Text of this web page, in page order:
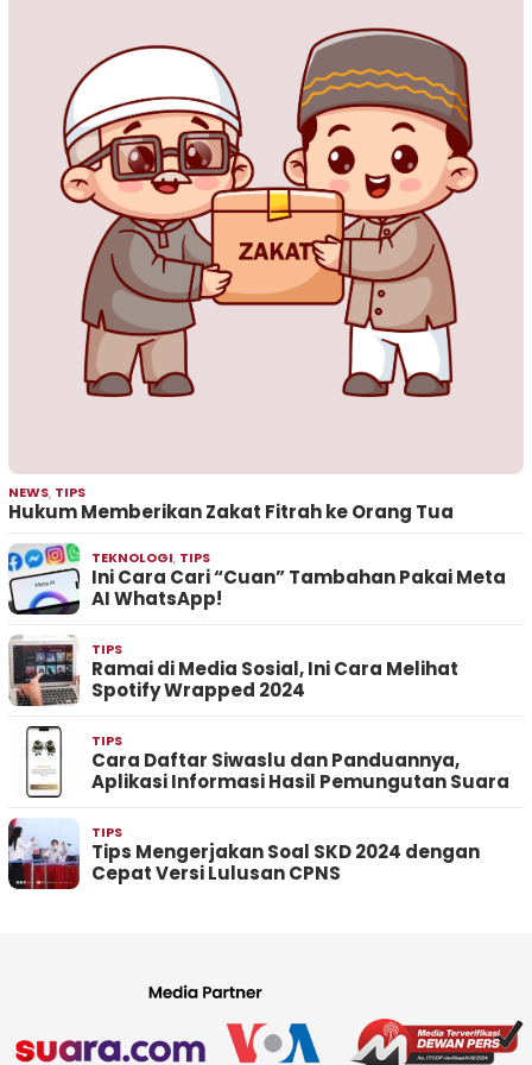
NEWS, TIPS
Hukum Memberikan Zakat Fitrah ke Orang Tua
TEKNOLOGI, TIPS
Ini Cara Cari “Cuan” Tambahan Pakai Meta
AI WhatsApp!
TIPS
Ramai di Media Sosial, Ini Cara Melihat
Spotify Wrapped 2024
TIPS
Cara Daftar Siwaslu dan Panduannya,
Aplikasi Informasi Hasil Pemungutan Suara
TIPS
Tips Mengerjakan Soal SKD 2024 dengan
Cepat Versi Lulusan CPNS